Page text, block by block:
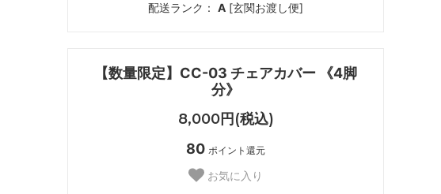
配送ランク： A [玄関お渡し便]
【数量限定】CC-03 チェアカバー 《4脚
分》
8,000円(税込)
80 ポイント還元
お気に入り